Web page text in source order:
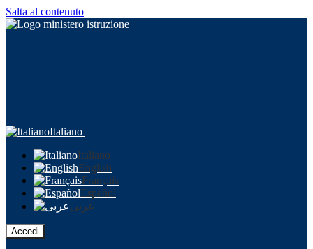
Salta al contenuto
Italiano
Italiano
English
Français
Español
عربى
Accedi